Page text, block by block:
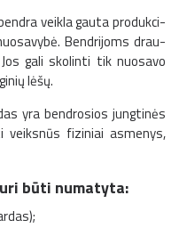
veik­la gau­ta pro­duk­ci­
Ben­dri­joms drau­
ga­li sko­lin­ti tik nuo­sa­vo
lė­šų.
yra bendrosios jungtinės
fiziniai asmenys,
būti numatyta: